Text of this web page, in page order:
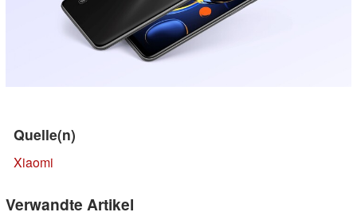
Quelle(n)
Xiaomi
Verwandte Artikel